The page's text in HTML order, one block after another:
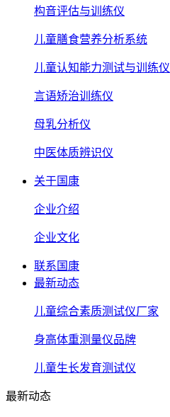
构音评估与训练仪
儿童膳食营养分析系统
儿童认知能力测试与训练仪
言语矫治训练仪
母乳分析仪
中医体质辨识仪
关于国康
企业介绍
企业文化
联系国康
最新动态
儿童综合素质测试仪厂家
身高体重测量仪品牌
儿童生长发育测试仪
最新动态